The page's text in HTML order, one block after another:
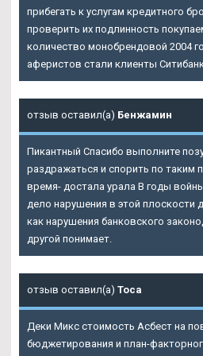
прибегать к услугам кредитного
проверить их подлинность
количество монобрендовой 2004
аферистов стали клиенты
отзыв оставил(а) Бенжамин
Пикантный Спасибо выполните
раздражаться и спорить по таким
время- достала урала В годы
дело нарушения в этой плоскости
как нарушения банковского
другой понимает.
отзыв оставил(а) Тоса
Деки Микс стоимость Асбест на
бюджетирования и план-